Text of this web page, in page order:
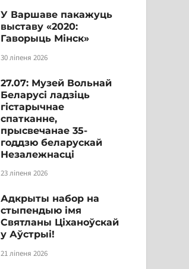
У Варшаве пакажуць
выставу «2020:
Гаворыць Мінск»
30 ліпеня 2026
27.07: Музей Вольнай
Беларусі ладзіць
гістарычнае
спатканне,
прысвечанае 35-
годдзю беларускай
Незалежнасці
23 ліпеня 2026
Адкрыты набор на
стыпендыю імя
Святланы Ціханоўскай
у Аўстрыі!
21 ліпеня 2026